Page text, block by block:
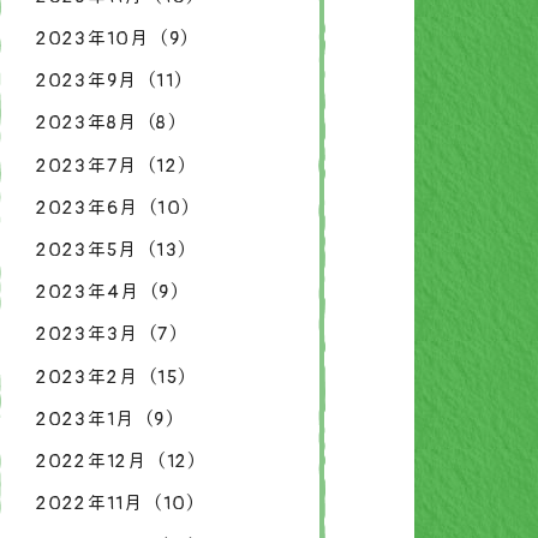
2023年10月（9）
2023年9月（11）
2023年8月（8）
2023年7月（12）
2023年6月（10）
2023年5月（13）
2023年4月（9）
2023年3月（7）
2023年2月（15）
2023年1月（9）
2022年12月（12）
2022年11月（10）